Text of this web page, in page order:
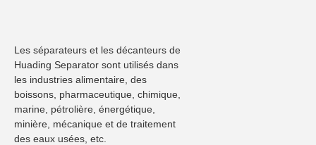
Les séparateurs et les décanteurs de
Huading Separator sont utilisés dans
les industries alimentaire, des
boissons, pharmaceutique, chimique,
marine, pétrolière, énergétique,
minière, mécanique et de traitement
des eaux usées, etc.